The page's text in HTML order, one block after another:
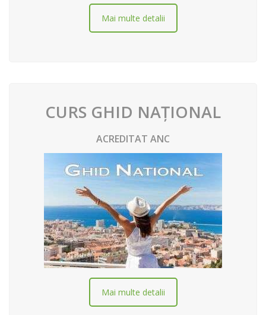
Mai multe detalii
CURS GHID NAȚIONAL
ACREDITAT ANC
Mai multe detalii